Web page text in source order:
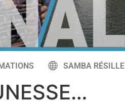
SAMBA RÉSILLE